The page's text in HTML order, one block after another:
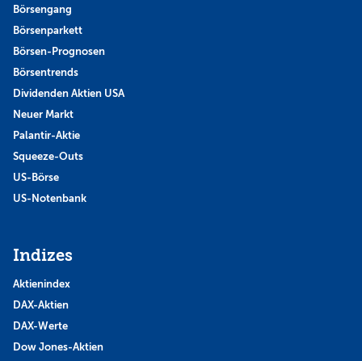
Börsengang
Börsenparkett
Börsen-Prognosen
Börsentrends
Dividenden Aktien USA
Neuer Markt
Palantir-Aktie
Squeeze-Outs
US-Börse
US-Notenbank
Indizes
Aktienindex
DAX-Aktien
DAX-Werte
Dow Jones-Aktien